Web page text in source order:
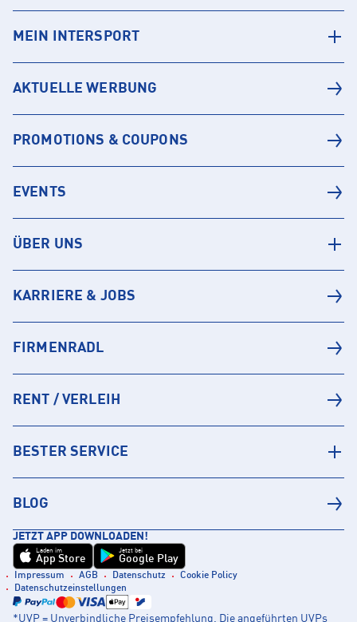
MEIN INTERSPORT
AKTUELLE WERBUNG
PROMOTIONS & COUPONS
EVENTS
ÜBER UNS
KARRIERE & JOBS
FIRMENRADL
RENT / VERLEIH
BESTER SERVICE
BLOG
JETZT APP DOWNLOADEN!
Laden im
App Store
Jetzt bei
Google Play
Impressum AGB Datenschutz
Cookie Policy
Datenschutzeinstellungen
*UVP = Unverbindliche Preisempfehlung. Die angeführten UVPs